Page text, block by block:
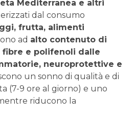
Mediterranea e altri
dal consumo
frutta, alimenti
ad alto contenuto di
fibre e polifenoli dalle
neuroprotettive e
un sonno di qualità e di
(7-9 ore al giorno) e uno
riducono la